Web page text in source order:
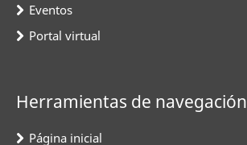
Eventos
Portal virtual
Herramientas de navegación
Página inicial